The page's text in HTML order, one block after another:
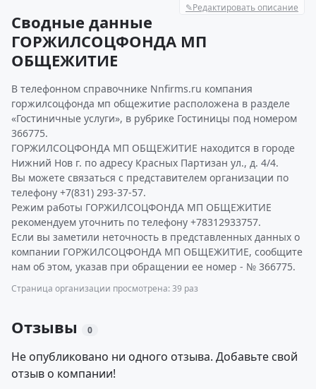
✎Редактировать описание
Сводные данные
ГОРЖИЛСОЦФОНДА МП
ОБЩЕЖИТИЕ
В телефонном справочнике Nnfirms.ru компания
горжилсоцфонда мп общежитие расположена в разделе
«Гостиничные услуги», в рубрике Гостиницы под номером
366775.
ГОРЖИЛСОЦФОНДА МП ОБЩЕЖИТИЕ находится в городе
Нижний Нов г. по адресу Красных Партизан ул., д. 4/4.
Вы можете связаться с представителем организации по
телефону +7(831) 293-37-57.
Режим работы ГОРЖИЛСОЦФОНДА МП ОБЩЕЖИТИЕ
рекомендуем уточнить по телефону +78312933757.
Если вы заметили неточность в представленных данных о
компании ГОРЖИЛСОЦФОНДА МП ОБЩЕЖИТИЕ, сообщите
нам об этом, указав при обращении ее номер - № 366775.
Страница организации просмотрена: 39 раз
Отзывы 0
Не опубликовано ни одного отзыва. Добавьте свой
отзыв о компании!